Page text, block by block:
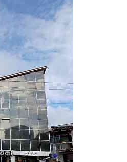
A; Сдает: Посредник; Размер